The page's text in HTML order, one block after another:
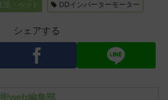
活・ペット DDインバーターモーター
シェアする
web編集部